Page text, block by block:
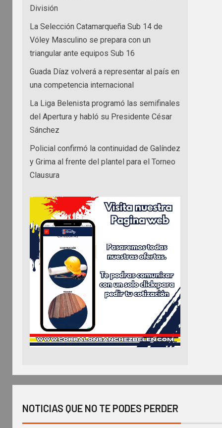
División
La Selección Catamarqueña Sub 14 de
Vóley Masculino se prepara con un
triangular ante equipos Sub 16
Guada Díaz volverá a representar al país en
una competencia internacional
La Liga Belenista programó las semifinales
del Apertura y habló su Presidente César
Sánchez
Policial confirmó la continuidad de Galíndez
y Grima al frente del plantel para el Torneo
Clausura
NOTICIAS QUE NO TE PODES PERDER